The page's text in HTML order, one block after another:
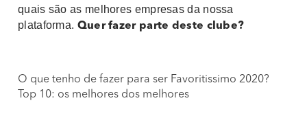
quais são as melhores empresas da nossa
plataforma. Quer fazer parte deste clube?
O que tenho de fazer para ser Favoritissimo 2020?
Top 10: os melhores dos melhores